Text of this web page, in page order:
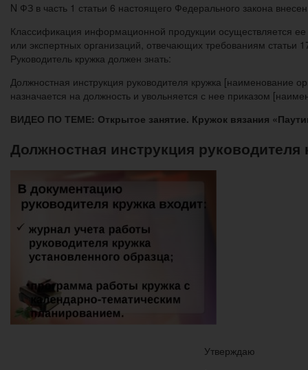
N ФЗ в часть 1 статьи 6 настоящего Федерального закона
Классификация информационной продукции осуществляется
или экспертных организаций, отвечающих требованиям
Руководитель кружка должен знать:
Должностная инструкция руководителя кружка [наименование
назначается на должность и увольняется с нее приказом
ВИДЕО ПО ТЕМЕ: Открытое занятие. Кружок вязания
Должностная инструкция руководителя
Утверждаю